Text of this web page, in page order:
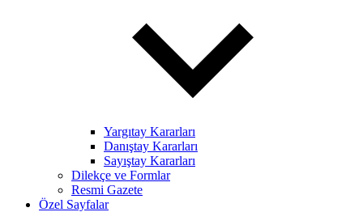
Yargıtay Kararları
Danıştay Kararları
Sayıştay Kararları
Dilekçe ve Formlar
Resmi Gazete
Özel Sayfalar